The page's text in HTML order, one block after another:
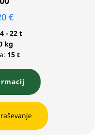
€
- 22 t
kg
15 t